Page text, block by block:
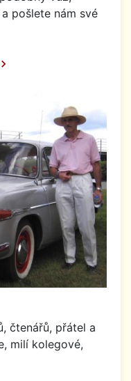
pošlete nám své
Další

čtenářů, přátel a
milí kolegové,